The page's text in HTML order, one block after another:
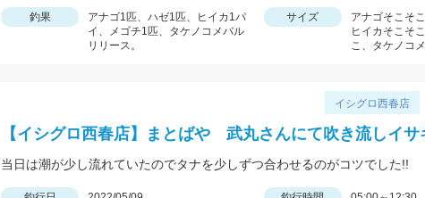
釣果
アナゴ1匹、ハゼ1匹、ヒイカ1パ
イ、メゴチ1匹、タケノコメバル
リリース。
サイズ
アナゴそこそ
ヒイカそこそ
こ、タケノコ
イシグロ西春店
【イシグロ西春店】まとばや 武丸さんにて吹き流しイサ
当日は潮が少し流れていたのでタナを少しずつ合わせるのがコツでした!!